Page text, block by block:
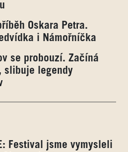
Oskara Petra.
i Námořníčka
se probouzí. Začíná
slibuje legendy
Festival jsme vymysleli